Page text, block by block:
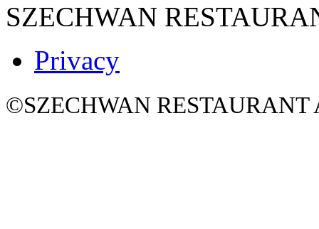
SZECHWAN
Privacy
©SZECHWAN RESTAURANT